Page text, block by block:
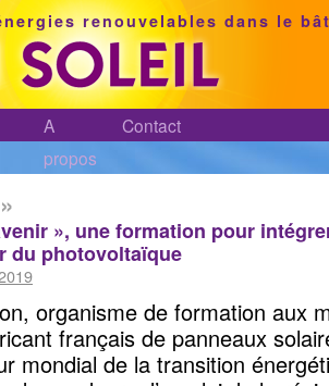
renouvelables dans le
A
propos
Contact
»
», une formation pour
du photovoltaïque
organisme de formation aux
français de panneaux
mondial de la transition